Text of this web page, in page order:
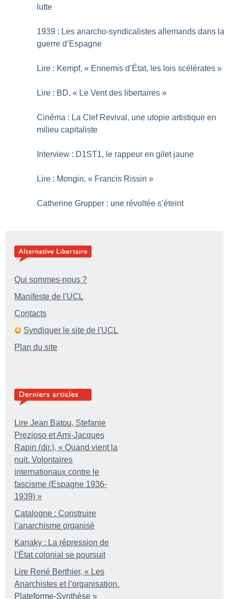
lutte
1939 : Les anarcho-syndicalistes allemands dans la
guerre d’Espagne
Lire : Kempf, « Ennemis d’État, les lois scélérates »
Lire : BD, « Le Vent des libertaires »
Cinéma : La Clef Revival, une utopie artistique en
milieu capitaliste
Interview : D1ST1, le rappeur en gilet jaune
Lire : Mongin, « Francis Rissin »
Catherine Grupper : une révoltée s’éteint
Qui sommes-nous ?
Manifeste de l'UCL
Contacts
Syndiquer le site de l'UCL
Plan du site
Lire Jean Batou, Stefanie
Prezioso et Ami-Jacques
Rapin (dir.), « Quand vient la
nuit. Volontaires
internationaux contre le
fascisme (Espagne 1936-
1939) »
Catalogne : Construire
l’anarchisme organisé
Kanaky : La répression de
l’État colonial se poursuit
Lire René Berthier, « Les
Anarchistes et l’organisation.
Plateforme-Synthèse »